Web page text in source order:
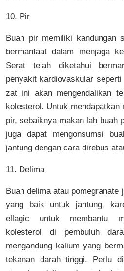
10. Pir
Buah pir memiliki kandungan
bermanfaat dalam menjaga
Serat telah diketahui
penyakit kardiovaskular
zat ini akan mengendalikan
kolesterol. Untuk mendapatkan
pir, sebaiknya makan lah buah
juga dapat mengonsumsi
jantung dengan cara direbus
11. Delima
Buah delima atau pomegranate
yang baik untuk jantung,
ellagic untuk membantu
kolesterol di pembuluh
mengandung kalium yang
tekanan darah tinggi. Perlu